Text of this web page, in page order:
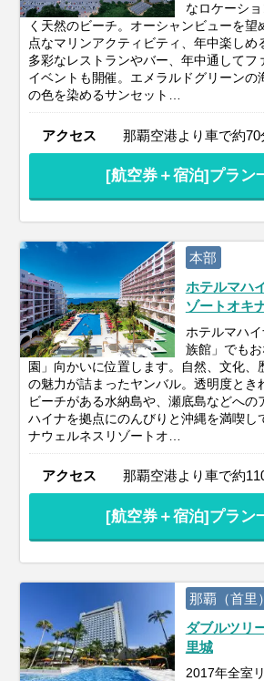
なロケーシ
く天然のビーチ。オーシャンビューを望
点なマリンアクティビティ、年中楽しめ
多彩なレストランやバー、年中通してフ
イベントも開催。エメラルドグリーンの
の色を染めるサンセット…
アクセス 那覇空港より車で約70
[航空券＋宿泊]プラン
本部
ホテルマハ
ゾートオキ
ホテルマハ
族館」でも
園」向かいに位置します。自然、文化、
の魅力が詰まったヤンバル。透明度とき
ビーチがある水納島や、瀬底島などへの
ハイナを拠点にのんびりと沖縄を満喫し
ナウェルネスリゾートオ…
アクセス 那覇空港より車で約
[航空券＋宿泊]プラン
那覇（首里）
ダブルツリ
里城
2017年全室